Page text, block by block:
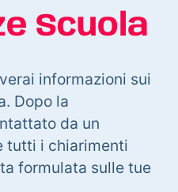
Scuola
informazioni sui
Dopo la
da un
tutti i chiarimenti
formulata sulle tue